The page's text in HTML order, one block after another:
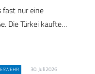
fast nur eine
Die Türkei kaufte…
30. Juli 2026